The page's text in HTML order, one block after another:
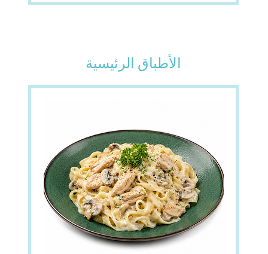
الأطباق الرئيسية